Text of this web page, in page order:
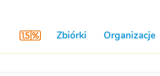
Zbiórki Organizacje